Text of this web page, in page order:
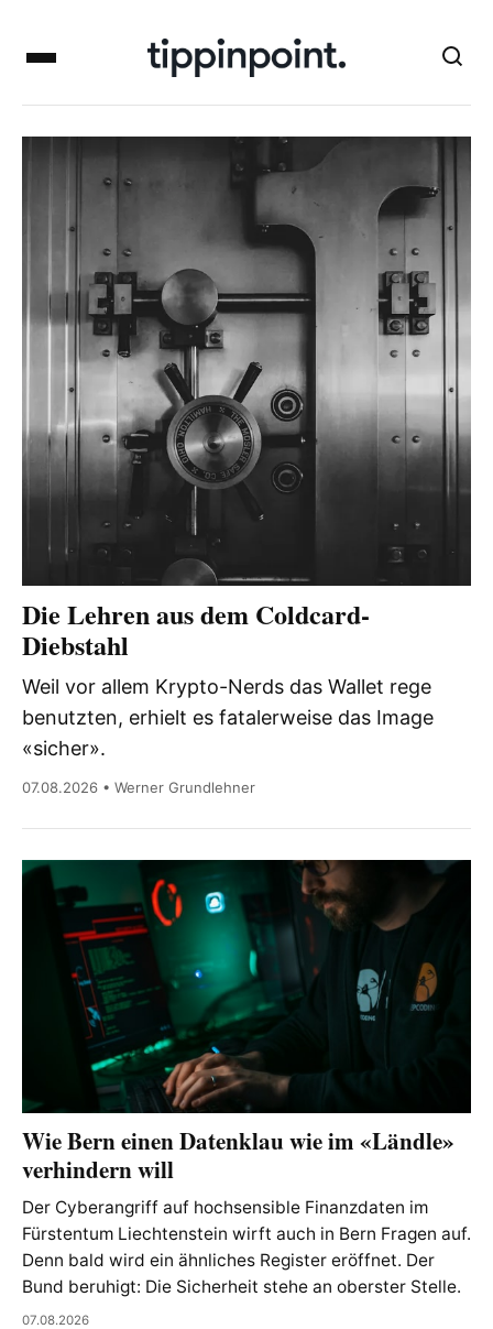
Die Lehren aus dem Coldcard-
Diebstahl
Weil vor allem Krypto-Nerds das Wallet rege
benutzten, erhielt es fatalerweise das Image
«sicher».
07.08.2026 • Werner Grundlehner
Wie Bern einen Datenklau wie im «Ländle»
verhindern will
Der Cyberangriff auf hochsensible Finanzdaten im
Fürstentum Liechtenstein wirft auch in Bern Fragen auf.
Denn bald wird ein ähnliches Register eröffnet. Der
Bund beruhigt: Die Sicherheit stehe an oberster Stelle.
07.08.2026